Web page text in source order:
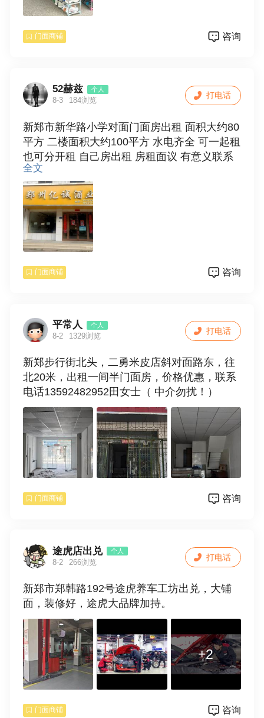
门面商铺 咨询
52赫兹 个人
8-3 184浏览
新郑市新华路小学对面门面房出租 面积大约80
平方 二楼面积大约100平方 水电齐全 可一起租
也可分开租 自己房出租 房租面议 有意义联系
电话13653868002 15038127298
全文
打电话
门面商铺 咨询
平常人 个人
8-2 1329浏览
新郑步行街北头，二勇米皮店斜对面路东，往
北20米，出租一间半门面房，价格优惠，联系
电话13592482952田女士（ 中介勿扰！）
打电话
门面商铺 咨询
途虎店出兑 个人
8-2 266浏览
新郑市郑韩路192号途虎养车工坊出兑，大铺
面，装修好，途虎大品牌加持。
+2
打电话
门面商铺 咨询